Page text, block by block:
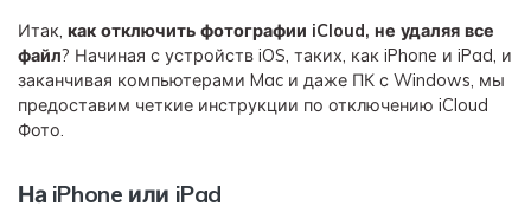
Итак, как отключить фотографии iCloud, не удаляя все
файл? Начиная с устройств iOS, таких, как iPhone и iPad, и
заканчивая компьютерами Mac и даже ПК с Windows, мы
предоставим четкие инструкции по отключению iCloud
Фото.
На iPhone или iPad